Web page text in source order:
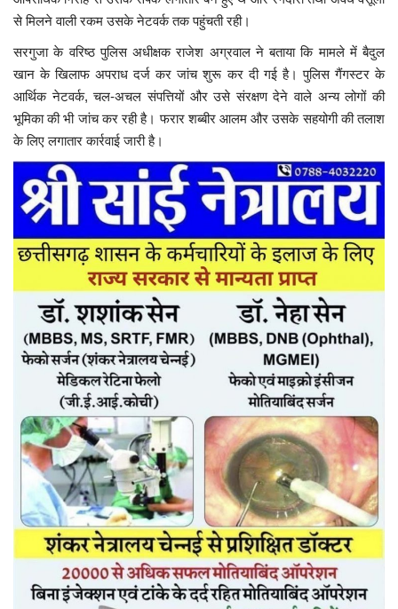
से मिलने वाली रकम उसके नेटवर्क तक पहुंचती रही।
सरगुजा के वरिष्ठ पुलिस अधीक्षक राजेश अग्रवाल ने बताया कि मामले में बैदुल
खान के खिलाफ अपराध दर्ज कर जांच शुरू कर दी गई है। पुलिस गैंगस्टर के
आर्थिक नेटवर्क, चल-अचल संपत्तियों और उसे संरक्षण देने वाले अन्य लोगों की
भूमिका की भी जांच कर रही है। फरार शब्बीर आलम और उसके सहयोगी की तलाश
के लिए लगातार कार्रवाई जारी है।